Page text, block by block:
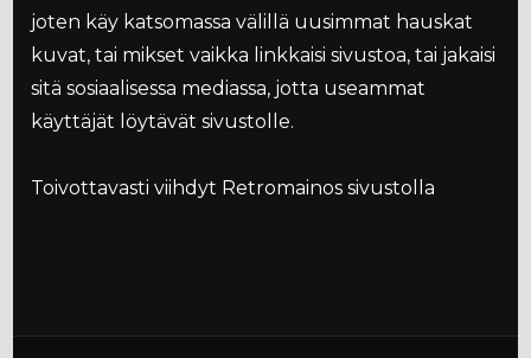
joten käy katsomassa välillä uusimmat hauskat
kuvat, tai mikset vaikka linkkaisi sivustoa, tai jakaisi
sitä sosiaalisessa mediassa, jotta useammat
käyttäjät löytävät sivustolle.
Toivottavasti viihdyt Retromainos sivustolla